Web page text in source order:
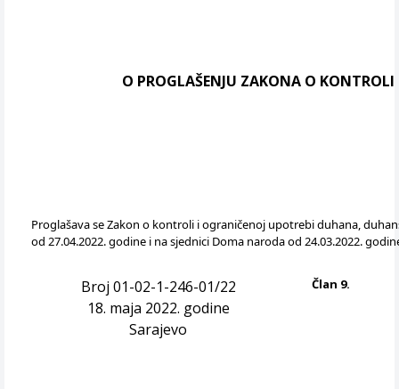
O PROGLAŠENJU ZAKONA O
Proglašava se Zakon o kontroli i ograničenoj upotrebi duhana,
od 27.04.2022. godine i na sjednici Doma naroda od 24.03.2022.
Broj 01-02-1-246-01/22
18. maja 2022. godine
Sarajevo
Član 9.